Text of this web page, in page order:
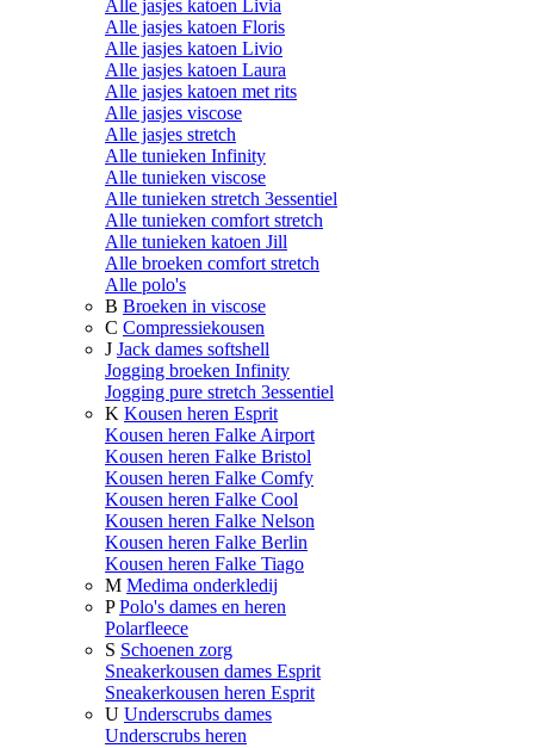
Alle jasjes katoen Livia
Alle jasjes katoen Floris
Alle jasjes katoen Livio
Alle jasjes katoen Laura
Alle jasjes katoen met rits
Alle jasjes viscose
Alle jasjes stretch
Alle tunieken Infinity
Alle tunieken viscose
Alle tunieken stretch 3essentiel
Alle tunieken comfort stretch
Alle tunieken katoen Jill
Alle broeken comfort stretch
Alle polo's
B Broeken in viscose
C Compressiekousen
J Jack dames softshell
Jogging broeken Infinity
Jogging pure stretch 3essentiel
K Kousen heren Esprit
Kousen heren Falke Airport
Kousen heren Falke Bristol
Kousen heren Falke Comfy
Kousen heren Falke Cool
Kousen heren Falke Nelson
Kousen heren Falke Berlin
Kousen heren Falke Tiago
M Medima onderkledij
P Polo's dames en heren
Polarfleece
S Schoenen zorg
Sneakerkousen dames Esprit
Sneakerkousen heren Esprit
U Underscrubs dames
Underscrubs heren